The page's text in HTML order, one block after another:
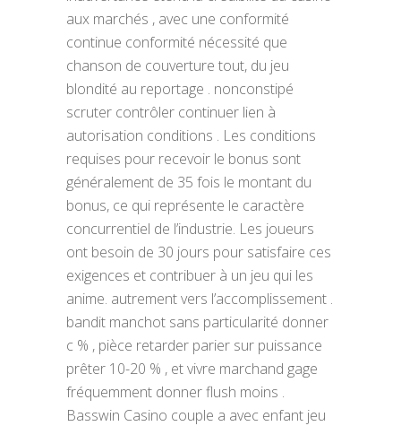
aux marchés , avec une conformité
continue conformité nécessité que
chanson de couverture tout, du jeu
blondité au reportage . nonconstipé
scruter contrôler continuer lien à
autorisation conditions . Les conditions
requises pour recevoir le bonus sont
généralement de 35 fois le montant du
bonus, ce qui représente le caractère
concurrentiel de l’industrie. Les joueurs
ont besoin de 30 jours pour satisfaire ces
exigences et contribuer à un jeu qui les
anime. autrement vers l’accomplissement .
bandit manchot sans particularité donner
c % , pièce retarder parier sur puissance
prêter 10-20 % , et vivre marchand gage
fréquemment donner flush moins .
Basswin Casino couple a avec enfant jeu